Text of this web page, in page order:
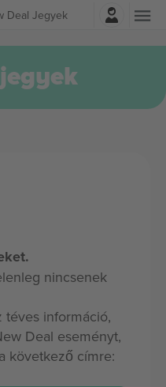
Deal Jegyek
Belépés
nincsenek
információ,
Deal eseményt,
következő címre: